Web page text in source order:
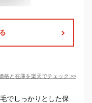
格と在庫を楽天でチェック >>
でしっかりとした保